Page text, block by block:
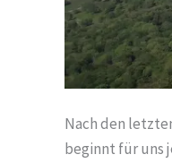
Nach den
beginnt für uns